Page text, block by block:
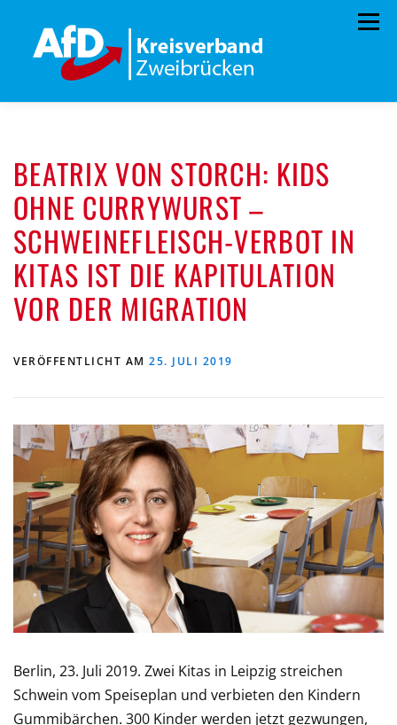
springen
Menü
PROGRAMM VORSTAND ARCHIV
SPENDEN KONTAKT
BEATRIX VON STORCH: KIDS
OHNE CURRYWURST –
SCHWEINEFLEISCH-VERBOT IN
KITAS IST DIE KAPITULATION
VOR DER MIGRATION
VERÖFFENTLICHT AM 25. JULI 2019
Berlin, 23. Juli 2019. Zwei Kitas in Leipzig streichen
Schwein vom Speiseplan und verbieten den Kindern
Gummibärchen. 300 Kinder werden jetzt gezwungen,